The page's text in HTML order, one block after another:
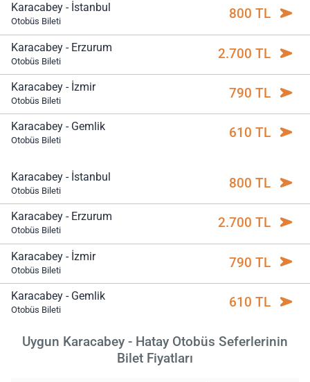
Karacabey - İstanbul
Otobüs Bileti 800 TL
Karacabey - Erzurum
Otobüs Bileti 2.700 TL
Karacabey - İzmir
Otobüs Bileti 790 TL
Karacabey - Gemlik
Otobüs Bileti 610 TL
Karacabey - İstanbul
Otobüs Bileti 800 TL
Karacabey - Erzurum
Otobüs Bileti 2.700 TL
Karacabey - İzmir
Otobüs Bileti 790 TL
Karacabey - Gemlik
Otobüs Bileti 610 TL
Uygun Karacabey - Hatay Otobüs Seferlerinin
Bilet Fiyatları